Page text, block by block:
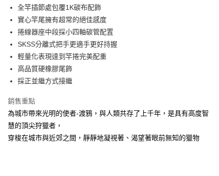
【注意事項】
1.本服務係由「台灣大哥大股份有限公司」（以下簡稱本公司）所提供，讓
用戶於交易時，得透過本服務購買商品或服務，並由商店將買賣／分期付款
買賣價金債權讓與本公司後，依約使用本公司帳單繳交帳款。
2.基於同意付款使用「大哥付你分期」之契約關係目的，商店將以您的個人
資料（包含姓名、電話或地址）提供予台灣大哥大進項蒐集、處理及利用，
3.完整用戶服務條款，請詳閱以下連結：
３．收到繳費通知簡訊後14天內，點擊此簡訊中的連結，可透過四大超商／
※ 請注意：結帳手續完成當下不需立刻繳費，但若您需要取消訂單，請聯絡
購買商品的店家。未經商家同意取消之訂單仍視為有效，需透過AFTEE先享
後付繳納相關費用。
※ 交易是否成功請以「AFTEE先享後付 」之結帳頁面顯示為準，若有關於
是否繳費成功／繳費後需取消欲退款等相關疑問，請聯繫「AFTEE先享後付
客戶支援中心」https://netprotections.freshdesk.com/support/home
【注意事項】
易，需依本服務之必要範圍內提供個人資料，並將交易相關給付款項請求債
權轉讓予恩沛科技股份有限公司。
https://aftee.tw/terms/#terms3
３．未成年的使用者請事先徵得法定代理人或監護人之同意方可使用
大型宅配(門市自取請勿下單，請聯繫客服）
每筆NT$150，滿NT$2,000(含以上)免運費
離島一般宅配
每筆NT$200，滿NT$2,000(含以上)免運費
貨到付款（門市自取請勿下單，請聯繫客服）
每筆NT$200，滿NT$3,000(含以上)免運費
國家/地區配送(**下單前請私訊客服確認實際運費(運費另
計)，訂單才得以成立**)
全竿插節處包覆1K碳布配飾
實心竿尾擁有超常的絕佳感度
捲線器座中段採小四軸碳管配置
SKSS分離式把手更適手更好持握
輕量化表現達到竿捲完美配重
高品質硬橡膠尾飾
採正並繼方式接繼
銷售重點
為城市帶來光明的使者-渡鴉，與人類共存了上千年，是具有高度智
慧的頂尖狩獵者，
穿梭在城市與近郊之間，靜靜地凝視著、渴望著眼前無知的獵物